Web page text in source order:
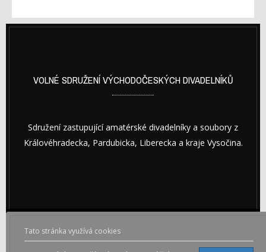
Tato stránka využívá cookies
VOLNÉ SDRUŽENÍ VÝCHODOČESKÝCH DIVADELNÍKŮ
Sdružení zastupující amatérské divadelníky a soubory z
Královéhradecka, Pardubicka, Liberecka a kraje Vysočina.
© Copyright © 2026 VOLNÉ SDRUŽENÍ VÝCHODOČESKÝCH